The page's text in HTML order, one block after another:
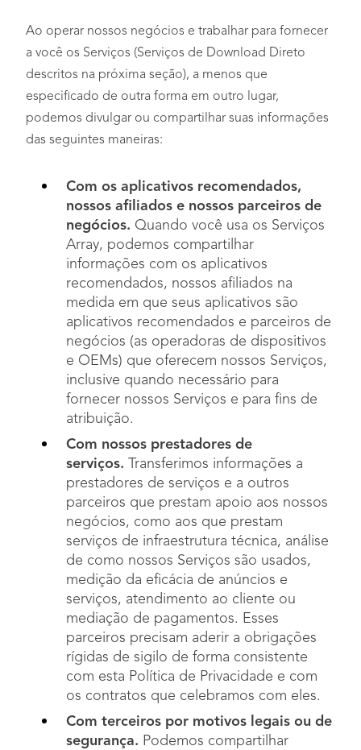
Ao operar nossos negócios e trabalhar para fornecer
a você os Serviços (Serviços de Download Direto
descritos na próxima seção), a menos que
especificado de outra forma em outro lugar,
podemos divulgar ou compartilhar suas informações
das seguintes maneiras:
Com os aplicativos recomendados,
nossos afiliados e nossos parceiros de
negócios. Quando você usa os Serviços
Array, podemos compartilhar
informações com os aplicativos
recomendados, nossos afiliados na
medida em que seus aplicativos são
aplicativos recomendados e parceiros de
negócios (as operadoras de dispositivos
e OEMs) que oferecem nossos Serviços,
inclusive quando necessário para
fornecer nossos Serviços e para fins de
atribuição.
Com nossos prestadores de
serviços. Transferimos informações a
prestadores de serviços e a outros
parceiros que prestam apoio aos nossos
negócios, como aos que prestam
serviços de infraestrutura técnica, análise
de como nossos Serviços são usados,
medição da eficácia de anúncios e
serviços, atendimento ao cliente ou
mediação de pagamentos. Esses
parceiros precisam aderir a obrigações
rígidas de sigilo de forma consistente
com esta Política de Privacidade e com
os contratos que celebramos com eles.
Com terceiros por motivos legais ou de
segurança. Podemos compartilhar